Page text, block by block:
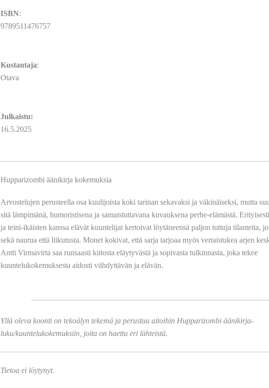
ISBN:
9789511476757
Kustantaja:
Otava
Julkaistu:
16.5.2025
Hupparizombi äänikirja kokemuksia
Arvostelujen perusteella osa kuulijoista koki tarinan sekavaksi ja väkinäiseksi, mutta
sitä lämpimänä, humoristisena ja samaistuttavana kuvauksena perhe-elämästä.
ja teini-ikäisten kanssa elävät kuuntelijat kertoivat löytäneensä paljon tuttuja tilanteita,
sekä naurua että liikutusta. Monet kokivat, että sarja tarjoaa myös vertaistukea arjen
Antti Virmavirta saa runsaasti kiitosta eläytyvästä ja sopivasta tulkinnasta, joka tekee
kuuntelukokemuksesta aidosti viihdyttävän ja elävän.
Yllä oleva koonti on tekoälyn tekemä ja perustuu aitoihin Hupparizombi äänikirja-
luku/kuuntelukokemuksiin, joita on haettu eri lähteistä.
Tietoa ei löytynyt.